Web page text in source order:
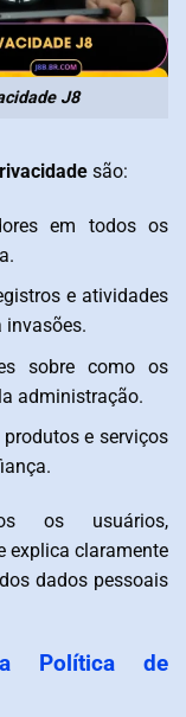
J8
são:
em todos os
e atividades
invasões.
sobre como os
administração.
e serviços
os usuários,
explica claramente
dados pessoais
Política de